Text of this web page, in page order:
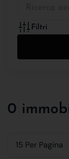
Filtri
0
15 Per Pagina